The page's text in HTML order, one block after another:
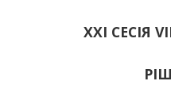
ХХІ СЕСІЯ